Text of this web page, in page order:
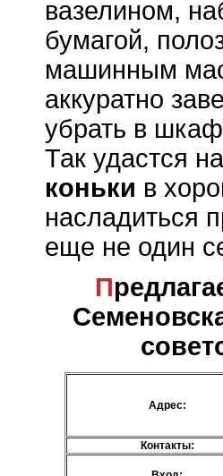
вазелином,
бумагой,
машинным
аккуратно
убрать в
Так удастся
коньки в
насладиться
еще не один
Предлагаемые услуги - м.
Адрес:
Контакты: